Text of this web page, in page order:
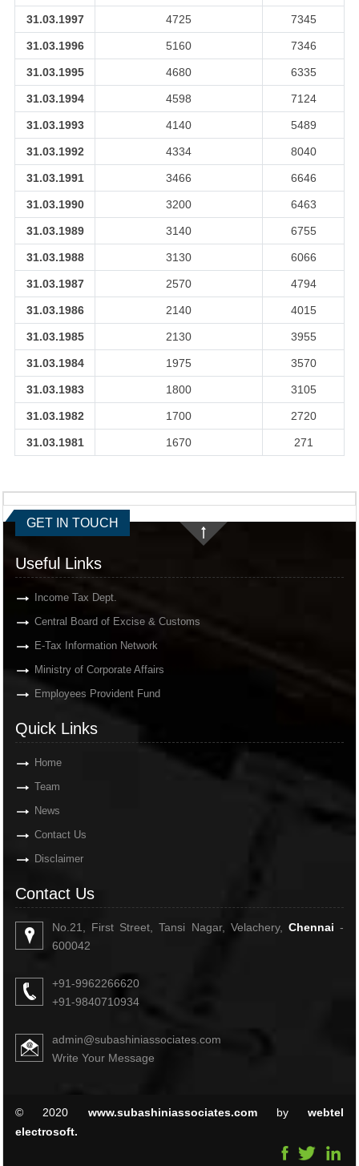
31.03.1997 4725 7345
31.03.1996 5160 7346
31.03.1995 4680 6335
31.03.1994 4598 7124
31.03.1993 4140 5489
31.03.1992 4334 8040
31.03.1991 3466 6646
31.03.1990 3200 6463
31.03.1989 3140 6755
31.03.1988 3130 6066
31.03.1987 2570 4794
31.03.1986 2140 4015
31.03.1985 2130 3955
31.03.1984 1975 3570
31.03.1983 1800 3105
31.03.1982 1700 2720
31.03.1981 1670 271
GET IN TOUCH
Useful Links
Income Tax Dept.
Central Board of Excise & Customs
E-Tax Information Network
Ministry of Corporate Affairs
Employees Provident Fund
Quick Links
Home
Team
News
Contact Us
Disclaimer
Contact Us
No.21, First Street, Tansi Nagar, Velachery, Chennai -
600042
+91-9962266620
+91-9840710934
admin@subashiniassociates.com
Write Your Message
© 2020 www.subashiniassociates.comby webtel
electrosoft.